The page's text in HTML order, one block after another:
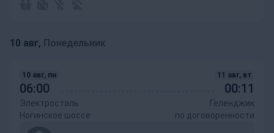
10 авг, Понедельник
06:00
10 авг, пн
Электросталь
Ногинское шоссе
00:11
11 авг, вт
Геленджик
по договоренности